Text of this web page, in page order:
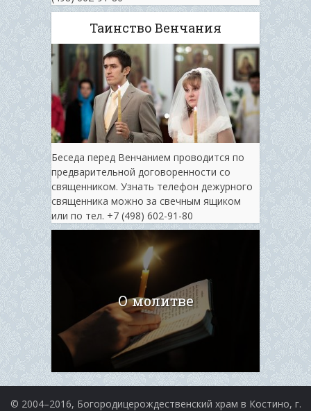
Таинство Венчания
Беседа перед Венчанием проводится по
предварительной договоренности со
священником. Узнать телефон дежурного
священника можно за свечным ящиком
или по тел. ‭+7 (498) 602-91-80
О молитве
© 2004–2016, Богородицерождественский храм в Костино, г.